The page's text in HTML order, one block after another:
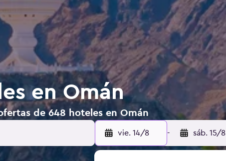
en Omán
de 648 hoteles en Omán
vie. 14/8 - sáb. 15/8